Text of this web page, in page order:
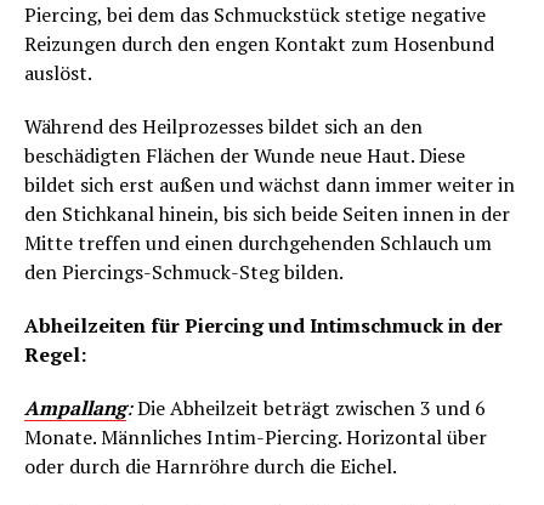
Piercing, bei dem das Schmuckstück stetige negative
Reizungen durch den engen Kontakt zum Hosenbund
auslöst.
Während des Heilprozesses bildet sich an den
beschädigten Flächen der Wunde neue Haut. Diese
bildet sich erst außen und wächst dann immer weiter in
den Stichkanal hinein, bis sich beide Seiten innen in der
Mitte treffen und einen durchgehenden Schlauch um
den Piercings-Schmuck-Steg bilden.
Abheilzeiten für Piercing und Intimschmuck in der
Regel:
Ampallang:Die Abheilzeit beträgt zwischen 3 und 6
Monate. Männliches Intim-Piercing. Horizontal über
oder durch die Harnröhre durch die Eichel.